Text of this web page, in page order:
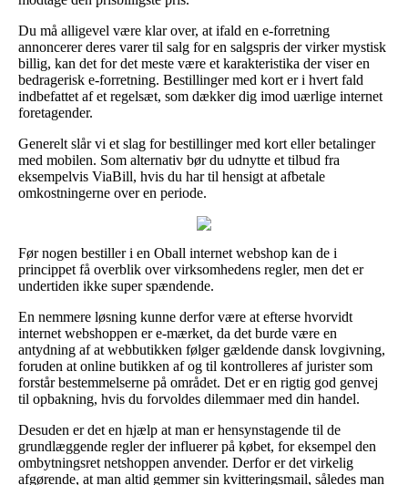
Du må alligevel være klar over, at ifald en e-forretning
annoncerer deres varer til salg for en salgspris der virker mystisk
billig, kan det for det meste være et karakteristika der viser en
bedragerisk e-forretning. Bestillinger med kort er i hvert fald
indbefattet af et regelsæt, som dækker dig imod uærlige internet
foretagender.
Generelt slår vi et slag for bestillinger med kort eller betalinger
med mobilen. Som alternativ bør du udnytte et tilbud fra
eksempelvis ViaBill, hvis du har til hensigt at afbetale
omkostningerne over en periode.
Før nogen bestiller i en Oball internet webshop kan de i
princippet få overblik over virksomhedens regler, men det er
undertiden ikke super spændende.
En nemmere løsning kunne derfor være at efterse hvorvidt
internet webshoppen er e-mærket, da det burde være en
antydning af at webbutikken følger gældende dansk lovgivning,
foruden at online butikken af og til kontrolleres af jurister som
forstår bestemmelserne på området. Det er en rigtig god genvej
til opbakning, hvis du forvoldes dilemmaer med din handel.
Desuden er det en hjælp at man er hensynstagende til de
grundlæggende regler der influerer på købet, for eksempel den
ombytningsret netshoppen anvender. Derfor er det virkelig
afgørende, at man altid gemmer sin kvitteringsmail, således man